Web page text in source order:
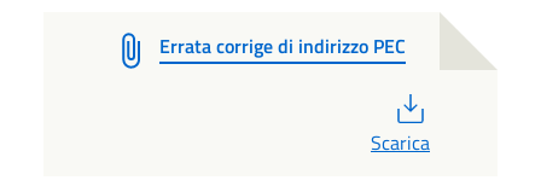
Errata corrige di indirizzo PEC
Scarica